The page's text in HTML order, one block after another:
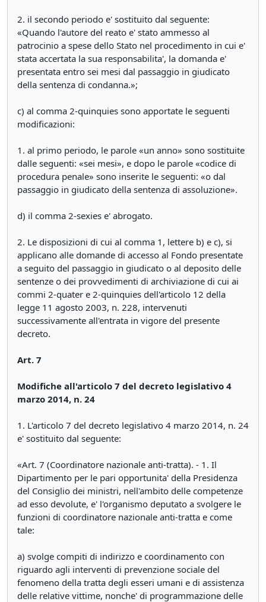
2. il secondo periodo e' sostituito dal seguente:
«Quando l'autore del reato e' stato ammesso al
patrocinio a spese dello Stato nel procedimento in cui e'
stata accertata la sua responsabilita', la domanda e'
presentata entro sei mesi dal passaggio in giudicato
della sentenza di condanna.»;
c) al comma 2-quinquies sono apportate le seguenti
modificazioni:
1. al primo periodo, le parole «un anno» sono sostituite
dalle seguenti: «sei mesi», e dopo le parole «codice di
procedura penale» sono inserite le seguenti: «o dal
passaggio in giudicato della sentenza di assoluzione».
d) il comma 2-sexies e' abrogato.
2. Le disposizioni di cui al comma 1, lettere b) e c), si
applicano alle domande di accesso al Fondo presentate
a seguito del passaggio in giudicato o al deposito delle
sentenze o dei provvedimenti di archiviazione di cui ai
commi 2-quater e 2-quinquies dell'articolo 12 della
legge 11 agosto 2003, n. 228, intervenuti
successivamente all'entrata in vigore del presente
decreto.
Art. 7
Modifiche all'articolo 7 del decreto legislativo 4
marzo 2014, n. 24
1. L'articolo 7 del decreto legislativo 4 marzo 2014, n. 24
e' sostituito dal seguente:
«Art. 7 (Coordinatore nazionale anti-tratta). - 1. Il
Dipartimento per le pari opportunita' della Presidenza
del Consiglio dei ministri, nell'ambito delle competenze
ad esso devolute, e' l'organismo deputato a svolgere le
funzioni di coordinatore nazionale anti-tratta e come
tale:
a) svolge compiti di indirizzo e coordinamento con
riguardo agli interventi di prevenzione sociale del
fenomeno della tratta degli esseri umani e di assistenza
delle relative vittime, nonche' di programmazione delle